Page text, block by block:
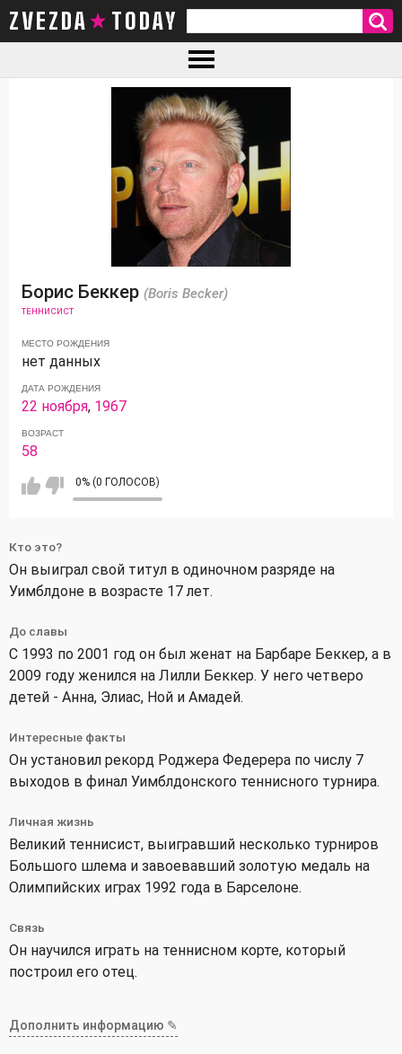
ZVEZDA TODAY
Борис Беккер (Boris Becker)
ТЕННИСИСТ
МЕСТО РОЖДЕНИЯ
нет данных
ДАТА РОЖДЕНИЯ
22 ноября, 1967
ВОЗРАСТ
58
0% (0 ГОЛОСОВ)
Кто это?
Он выиграл свой титул в одиночном разряде на
Уимблдоне в возрасте 17 лет.
До славы
С 1993 по 2001 год он был женат на Барбаре Беккер, а в
2009 году женился на Лилли Беккер. У него четверо
детей - Анна, Элиас, Ной и Амадей.
Интересные факты
Он установил рекорд Роджера Федерера по числу 7
выходов в финал Уимблдонского теннисного турнира.
Личная жизнь
Великий теннисист, выигравший несколько турниров
Большого шлема и завоевавший золотую медаль на
Олимпийских играх 1992 года в Барселоне.
Связь
Он научился играть на теннисном корте, который
построил его отец.
Дополнить информацию ✎